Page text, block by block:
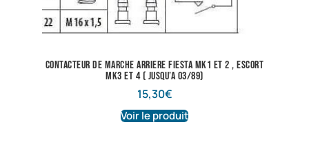
contacteur de marche arriere fiesta mk1 et 2 , escort
mk3 et 4 ( jusqu’a 03/89)
15,30€
Voir le produit